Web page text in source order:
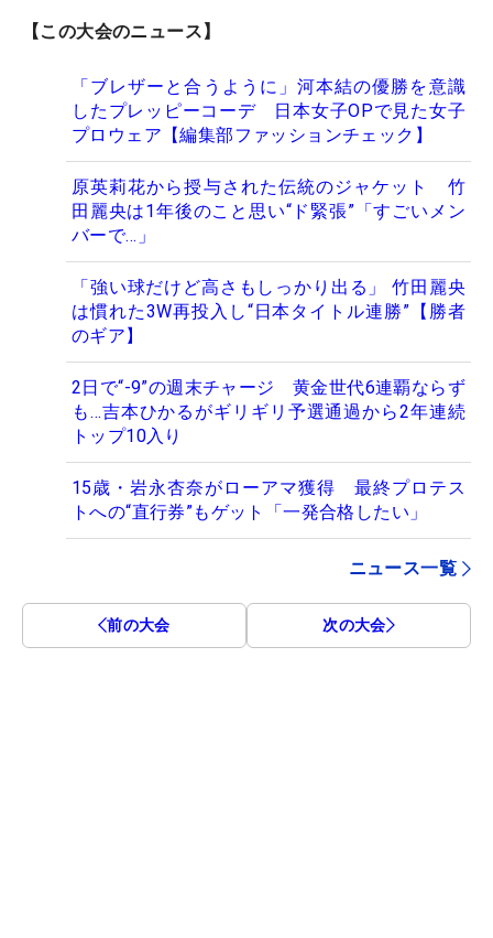
【この大会のニュース】
「ブレザーと合うように」河本結の優勝を意識
したプレッピーコーデ 日本女子OPで見た女子
プロウェア【編集部ファッションチェック】
原英莉花から授与された伝統のジャケット 竹
田麗央は1年後のこと思い“ド緊張”「すごいメン
バーで…」
「強い球だけど高さもしっかり出る」 竹田麗央
は慣れた3W再投入し“日本タイトル連勝”【勝者
のギア】
2日で“-9”の週末チャージ 黄金世代6連覇ならず
も…吉本ひかるがギリギリ予選通過から2年連続
トップ10入り
15歳・岩永杏奈がローアマ獲得 最終プロテス
トへの“直行券”もゲット「一発合格したい」
ニュース一覧
前の大会 次の大会